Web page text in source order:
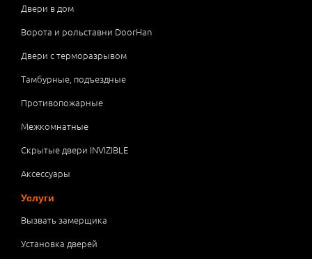
Двери в дом
Ворота и рольставни DoorHan
Двери с терморазрывом
Тамбурные, подъездные
Противопожарные
Межкомнатные
Скрытые двери INVIZIBLE
Аксессуары
Услуги
Вызвать замерщика
Установка дверей